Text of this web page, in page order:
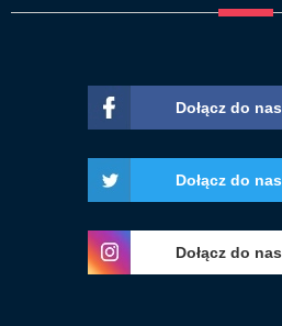
Dołącz do nas
Dołącz do nas
Dołącz do nas